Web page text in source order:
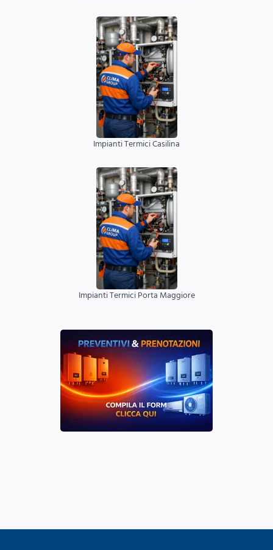
Impianti Termici Casilina
Impianti Termici Porta Maggiore